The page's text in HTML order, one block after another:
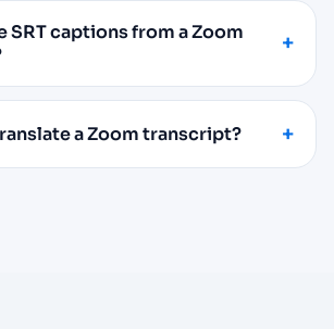
SRT captions from a Zoom
a Zoom transcript?